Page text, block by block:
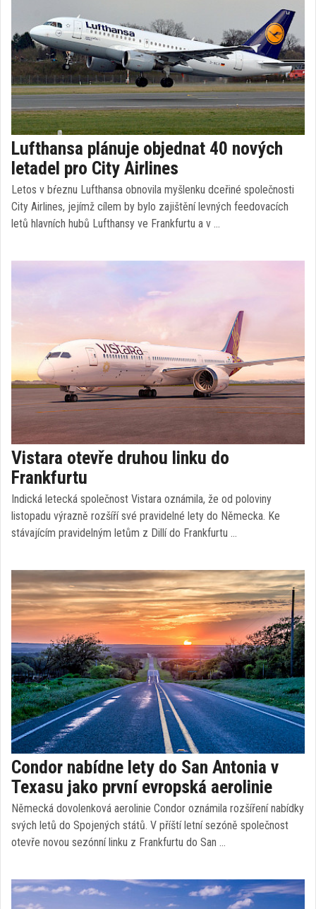
Lufthansa plánuje objednat 40 nových
letadel pro City Airlines
Letos v bŕeznu Lufthansa obnovila myšlenku dceřiné společnosti
City Airlines, jejímž cílem by bylo zajištění levných feedovacích
letů hlavních hubů Lufthansy ve Frankfurtu a v …
Vistara otevře druhou linku do
Frankfurtu
Indická letecká společnost Vistara oznámila, že od poloviny
listopadu výrazně rozšíří své pravidelné lety do Německa. Ke
stávajícím pravidelným letům z Dillí do Frankfurtu …
Condor nabídne lety do San Antonia v
Texasu jako první evropská aerolinie
Německá dovolenková aerolinie Condor oznámila rozšíření nabídky
svých letů do Spojených států. V příští letní sezóně společnost
otevře novou sezónní linku z Frankfurtu do San …